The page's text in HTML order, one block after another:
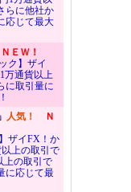
らに他社か
応じて最大
ＥＷ！
ク】ザイ
万通貨以上
に取引量に
人気！
Ｎ
ザイFX！か
上の取引で
上の取引で
に応じて最